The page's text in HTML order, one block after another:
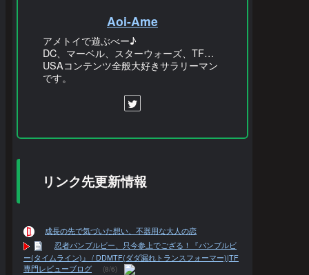
Aoi-Ame
アメトイで遊ぶべー♪
DC、マーベル、スターウォーズ、TF…
USAコンテンツ全般大好きサラリーマン
です。
リンク先更新情報
成長の先で気づいた想い、不器用な大人の恋
忍者バンブルビー、只今参上でござる！『バンブルビ
ー(タイムライン)』 / DDMTF(ダダ漏れトランスフォーマー)|TF
専門レビューブログ
(8/6)